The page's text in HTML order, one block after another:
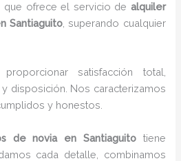
ofrece el servicio de alquiler
Santiaguito , superando cualquier
satisfacción total,
disposición. Nos caracterizamos
y honestos.
de novia en Santiaguito tiene
cada detalle, combinamos